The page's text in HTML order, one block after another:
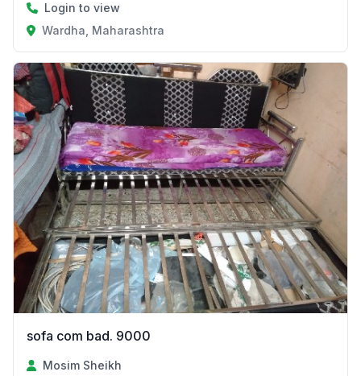
Login to view
Wardha, Maharashtra
sofa com bad. 9000
Mosim Sheikh